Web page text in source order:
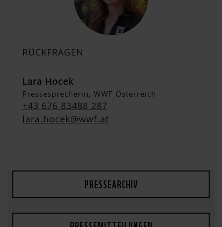
RÜCKFRAGEN
Lara Hocek
Pressesprecherin, WWF Österreich
+43 676 83488 287
lara.hocek@wwf.at
PRESSEARCHIV